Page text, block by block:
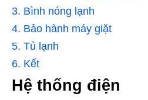
3. Bình nóng lạnh
4. Bảo hành máy giặt
5. Tủ lạnh
6. Kết
Hệ thống điện